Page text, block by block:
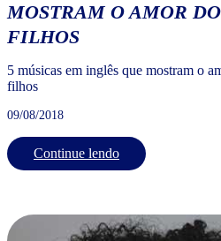
MOSTRAM O AMOR
FILHOS
5 músicas em inglês que mostram o
filhos
09/08/2018
Continue lendo